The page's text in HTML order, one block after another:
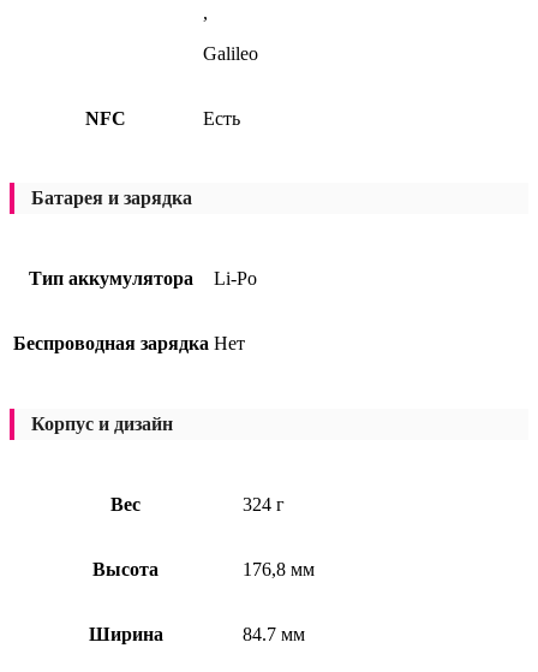
,
Galileo
NFC Есть
Батарея и зарядка
Тип аккумулятора Li-Po
Беспроводная зарядка Нет
Корпус и дизайн
Вес 324 г
Высота 176,8 мм
Ширина 84.7 мм